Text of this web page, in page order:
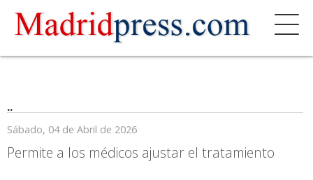
..
Sábado, 04 de Abril de 2026
Permite a los médicos ajustar el tratamiento